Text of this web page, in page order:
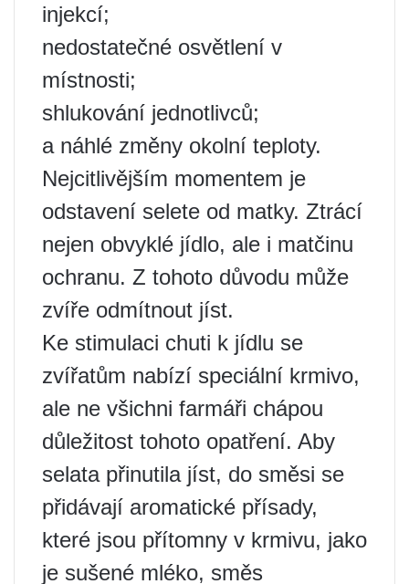
injekcí;
nedostatečné osvětlení v
místnosti;
shlukování jednotlivců;
a náhlé změny okolní teploty.
Nejcitlivějším momentem je
odstavení selete od matky. Ztrácí
nejen obvyklé jídlo, ale i matčinu
ochranu. Z tohoto důvodu může
zvíře odmítnout jíst.
Ke stimulaci chuti k jídlu se
zvířatům nabízí speciální krmivo,
ale ne všichni farmáři chápou
důležitost tohoto opatření. Aby
selata přinutila jíst, do směsi se
přidávají aromatické přísady,
které jsou přítomny v krmivu, jako
je sušené mléko, směs